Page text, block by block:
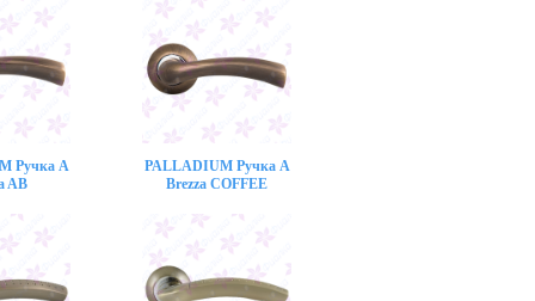
Ручка A
AB
PALLADIUM Ручка A
Brezza COFFEE